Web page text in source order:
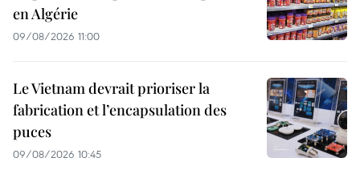
en Algérie
09/08/2026 11:00
Le Vietnam devrait prioriser la
fabrication et l’encapsulation des
puces
09/08/2026 10:45